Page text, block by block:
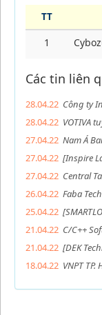
TT
1
Các tin liên
28.04.22 Công ty
28.04.22 VOTIVA
27.04.22 Nam Á
27.04.22 [Inspire
27.04.22 Central
26.04.22 Faba
25.04.22
21.04.22 C/C++
21.04.22 [DEK
18.04.22 VNPT